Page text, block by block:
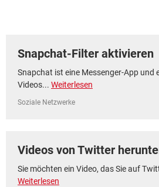
Snapchat-Filter aktivieren
Snapchat ist eine Messenger-App und
Videos... Weiterlesen
Soziale Netzwerke
Videos von Twitter
Sie möchten ein Video, das Sie auf
Weiterlesen